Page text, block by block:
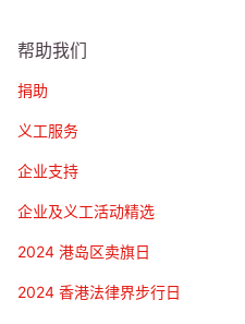
帮助我们
捐助
义工服务
企业支持
企业及义工活动精选
2024 港岛区卖旗日
2024 香港法律界步行日